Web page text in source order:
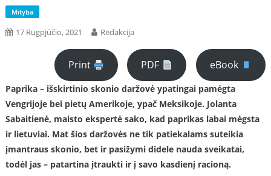
Mityba
17 Rugpjūčio, 2021 Redakcija
Print PDF eBook
Paprika – išskirtinio skonio daržovė ypatingai pamėgta
Vengrijoje bei pietų Amerikoje, ypač Meksikoje. Jolanta
Sabaitienė, maisto ekspertė sako, kad paprikas labai mėgsta
ir lietuviai. Mat šios daržovės ne tik patiekalams suteikia
įmantraus skonio, bet ir pasižymi didele nauda sveikatai,
todėl jas – patartina įtraukti ir į savo kasdienį racioną.